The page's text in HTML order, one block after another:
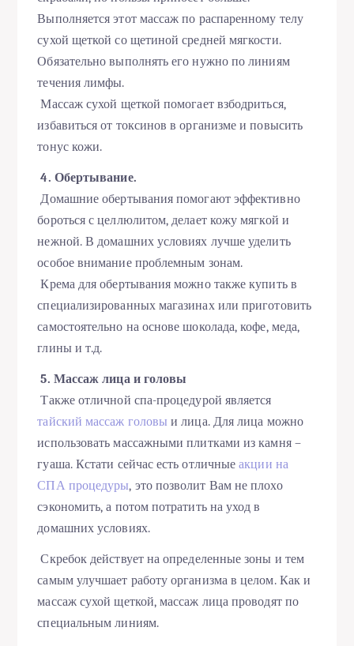
Выполняется этот массаж по распаренному телу
сухой щеткой со щетиной средней мягкости.
Обязательно выполнять его нужно по линиям
течения лимфы.
Массаж сухой щеткой помогает взбодриться,
избавиться от токсинов в организме и повысить
тонус кожи.
4. Обертывание.
Домашние обертывания помогают эффективно
бороться с целлюлитом, делает кожу мягкой и
нежной. В домашних условиях лучше уделить
особое внимание проблемным зонам.
Крема для обертывания можно также купить в
специализированных магазинах или приготовить
самостоятельно на основе шоколада, кофе, меда,
глины и т.д.
5. Массаж лица и головы
Также отличной спа-процедурой является
тайский массаж головы и лица. Для лица можно
использовать массажными плитками из камня –
гуаша. Кстати сейчас есть отличныеакции на
СПА процедуры, это позволит Вам не плохо
сэкономить, а потом потратить на уход в
домашних условиях.
Скребок действует на определенные зоны и тем
самым улучшает работу организма в целом. Как и
массаж сухой щеткой, массаж лица проводят по
специальным линиям.